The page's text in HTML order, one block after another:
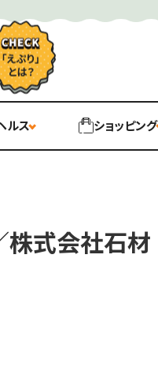
ルス ショッピング
株式会社石材